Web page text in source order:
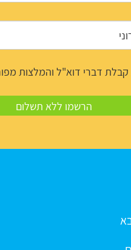
דברי דוא"ל והמלצות